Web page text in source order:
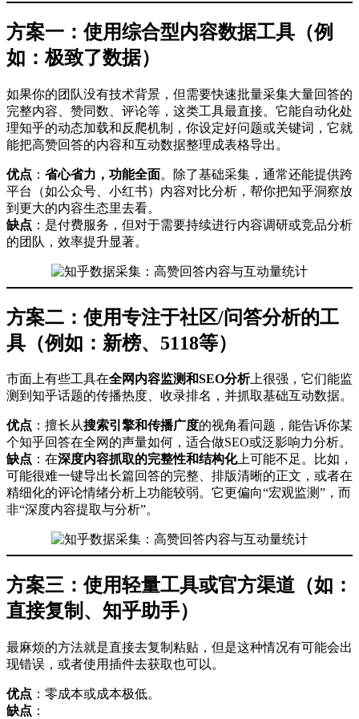
方案一：使用综合型内容数据工具（例
如：极致了数据）
如果你的团队没有技术背景，但需要快速批量采集大量回答的
完整内容、赞同数、评论等，这类工具最直接。它能自动化处
理知乎的动态加载和反爬机制，你设定好问题或关键词，它就
能把高赞回答的内容和互动数据整理成表格导出。
优点 ： 省心省力，功能全面。除了基础采集，通常还能提供跨
平台（如公众号、小红书）内容对比分析，帮你把知乎洞察放
到更大的内容生态里去看。
缺点 ：是付费服务，但对于需要持续进行内容调研或竞品分析
的团队，效率提升显著。
方案二：使用专注于社区/问答分析的工
具（例如：新榜、5118等）
市面上有些工具在全网内容监测和SEO分析上很强，它们能监
测到知乎话题的传播热度、收录排名，并抓取基础互动数据。
优点 ：擅长从搜索引擎和传播广度的视角看问题，能告诉你某
个知乎回答在全网的声量如何，适合做SEO或泛影响力分析。
缺点 ：在深度内容抓取的完整性和结构化上可能不足。比如，
可能很难一键导出长篇回答的完整、排版清晰的正文，或者在
精细化的评论情绪分析上功能较弱。它更偏向“宏观监测”，而
非“深度内容提取与分析”。
方案三：使用轻量工具或官方渠道（如：
直接复制、知乎助手）
最麻烦的方法就是直接去复制粘贴，但是这种情况有可能会出
现错误，或者使用插件去获取也可以。
优点 ：零成本或成本极低。
缺点 ：